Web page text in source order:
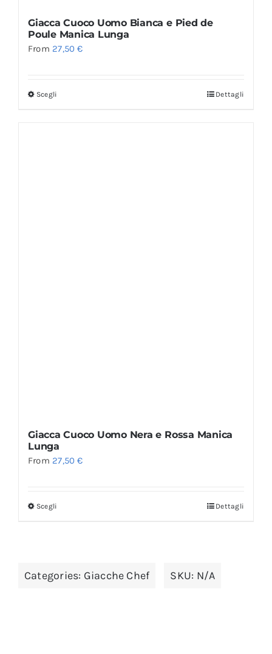
Giacca Cuoco Uomo Bianca e Pied de
Poule Manica Lunga
From 27,50€
Scegli Dettagli
Giacca Cuoco Uomo Nera e Rossa Manica
Lunga
From 27,50€
Scegli Dettagli
Categories: Giacche Chef SKU: N/A